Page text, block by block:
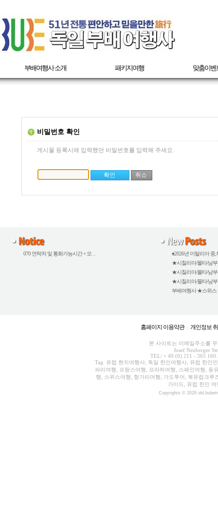
부배여행사 소개 패키지여행 맞춤이벤
비밀번호 확인
게시물 등록시에 입력했던 비밀번호를 입력해 주세요.
♠2026년 이탈리아 중,
★시칠리아/몰타/남
★시칠리아/몰타/남
★시칠리아/몰타/남
부배여행사 ★스위스
070 연락처 및 통화가능시간 + 오 . .
홈페이지 이용약관 개인정보
본 사이트는 이메일주소를
Josef Neuberger
TEL/ + 49 (0) 211 - 365 160
Tag: 유럽 현지여행사, 독일 한인여행사, 유럽 한인
파리여행, 프랑스여행, 프라하여행, 스페인여행, 동
행, 스위스여행, 헝가리여행, 가도투어, 북유럽크
가이드, 유럽 한인
Copyrights © 2026